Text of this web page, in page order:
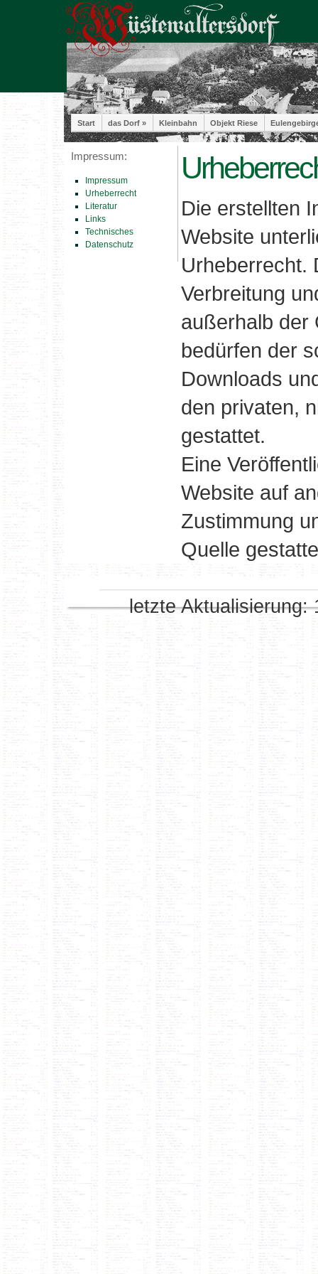
Start das Dorf » Kleinbahn Objekt Riese
Impressum:
Impressum
Urheberrecht
Literatur
Links
Technisches
Datenschutz
Die erstellten
Website
Urheberrecht.
Verbreitung
außerhalb der
bedürfen der
Downloads
den privaten,
gestattet.
Eine
Website auf
Zustimmung
Quelle
letzte Aktualisierung: